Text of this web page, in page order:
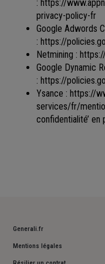
: https://
privacy-policy-fr
Google Adwords
: https://
Netmining :
Google Dynamic
: https://
Ysance : https://
services/fr/
confidentialité’ en
Generali.fr
Mentions légales